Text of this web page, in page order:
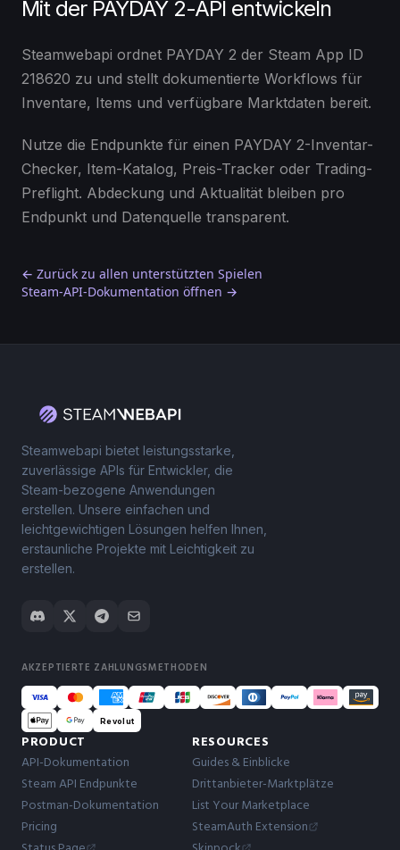
Mit der PAYDAY 2-API entwickeln
Steamwebapi ordnet PAYDAY 2 der Steam App ID
218620 zu und stellt dokumentierte Workflows für
Inventare, Items und verfügbare Marktdaten bereit.
Nutze die Endpunkte für einen PAYDAY 2-Inventar-
Checker, Item-Katalog, Preis-Tracker oder Trading-
Preflight. Abdeckung und Aktualität bleiben pro
Endpunkt und Datenquelle transparent.
← Zurück zu allen unterstützten Spielen
Steam-API-Dokumentation öffnen →
Steamwebapi bietet leistungsstarke,
zuverlässige APIs für Entwickler, die
Steam-bezogene Anwendungen
erstellen. Unsere einfachen und
leichtgewichtigen Lösungen helfen Ihnen,
erstaunliche Projekte mit Leichtigkeit zu
erstellen.
AKZEPTIERTE ZAHLUNGSMETHODEN
Revolut
PRODUCT
API-Dokumentation
Steam API Endpunkte
Postman-Dokumentation
Pricing
RESOURCES
Guides & Einblicke
Drittanbieter-Marktplätze
List Your Marketplace
SteamAuth Extension